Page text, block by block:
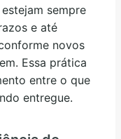
sempre
e até
novos
Essa prática
entre o que
entregue.